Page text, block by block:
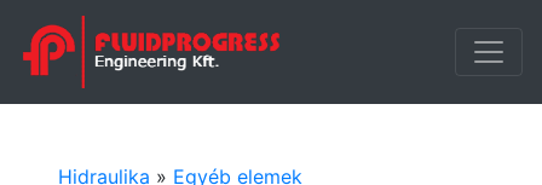
Hidraulika » Egyéb elemek